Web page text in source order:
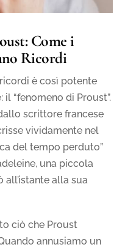
Come i
Ricordi
è così potente
“fenomeno di Proust”.
scrittore francese
vividamente nel
del tempo perduto”
una piccola
alla sua
ciò che Proust
annusiamo un